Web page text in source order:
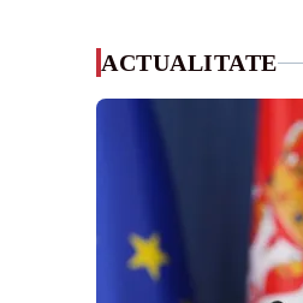
ACTUALITATE